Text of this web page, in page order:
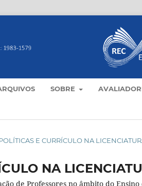
SOBRE
E CURRÍCULO NA
NA
de Professores no âmbito do Ensino